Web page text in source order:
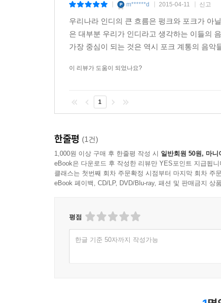
m******d 2015-04-11 신고
우리나라 인디의 큰 흐름은 펑크와 포크가 아
은 대부분 우리가 인디라고 생각하는 이들의
가장 중심이 되는 것은 역시 포크 계통의 음
이 리뷰가 도움이 되었나요?
1
한줄평 (1건)
1,000원 이상 구매 후 한줄평 작성 시 일반회원 50원, 마니
eBook은 다운로드 후 작성한 리뷰만 YES포인트 지급됩니
클래스는 첫번째 회차 주문확정 시점부터 마지막 회차 주
eBook 페이백, CD/LP, DVD/Blu-ray, 패션 및 판매금지 상
평점
한글 기준 50자까지 작성가능